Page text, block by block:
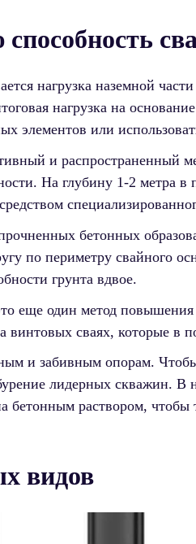
нагрузка наземной
нагрузка на
элементов или
и распространенный
На глубину 1-2 метра
бетонных
по периметру свайного
грунта вдвое.
еще один метод
винтовых сваях, которые в
и забивным опорам.
лидерных скважин.
бетонным раствором,
видов